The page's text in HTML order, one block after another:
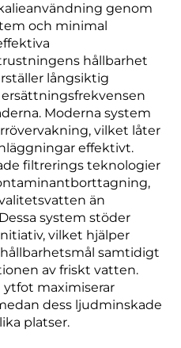
genom
och minimal
hållbarhet
långsiktig
Moderna system
vilket låter
effektivt.
filtrerings teknologier
än
system stöder
vilket hjälper
samtidigt
av friskt vatten.
maximiserar
dess ljudminskade
platser.